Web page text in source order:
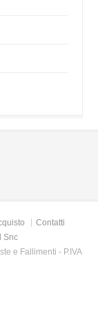
Contatti
Snc
e Fallimenti - P.IVA